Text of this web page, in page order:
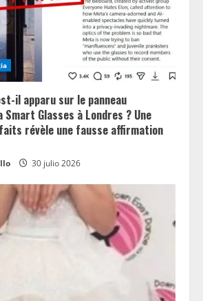
il apparu sur le panneau
Glasses à Londres ? Une
révèle une fausse affirmation
30 julio 2026